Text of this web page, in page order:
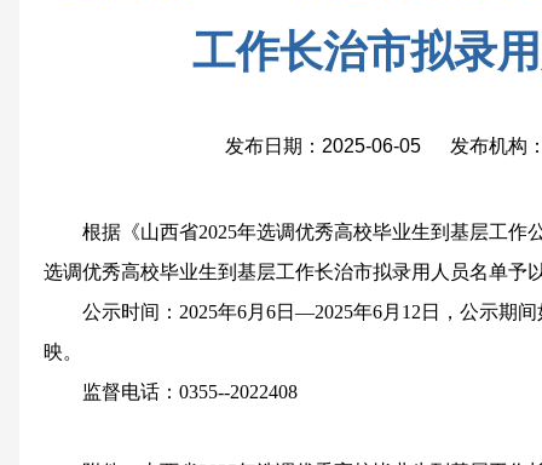
工作长治市拟录
发布日期：2025-06-05 发布机构
根据《山西省2025年选调优秀高校毕业生到基层工作
选调优秀高校毕业生到基层工作长治市拟录用人员名单予
公示时间：2025年6月6日—2025年6月12日，公示期
映。
监督电话：0355--2022408